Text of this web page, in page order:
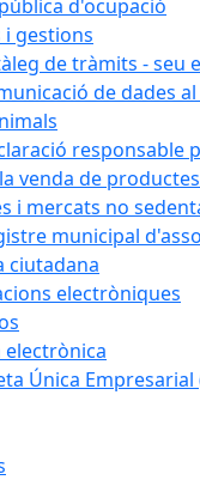
d'ocupació
i gestions
de tràmits - seu
de dades
responsable
venda de
i mercats no
municipal
ciutadana
electròniques
electrònica
Única Empresarial